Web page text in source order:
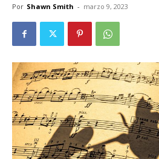
Por Shawn Smith - marzo 9, 2023